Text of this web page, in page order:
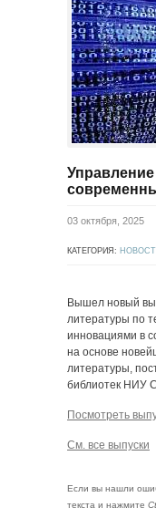
03 октября, 2025
КАТЕГОРИЯ:
Вышел новый
литературы по
инновациями в
на основе
литературы,
библиотек НИУ
Посмотреть
См. все выпуски
Если вы нашли
текста и нажмите